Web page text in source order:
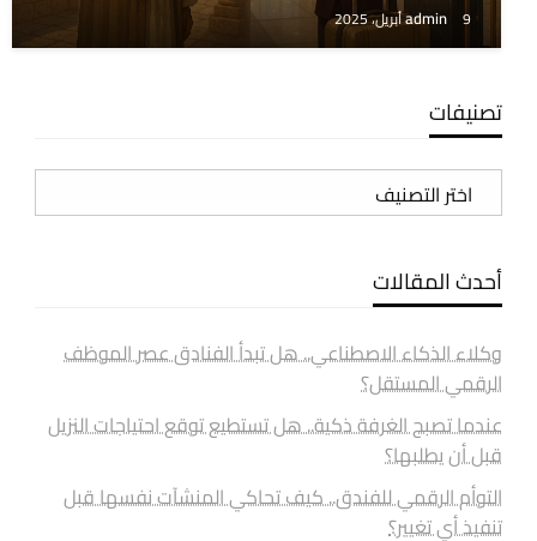
admin 9 أبريل، 2025
تصنيفات
تصنيفات
أحدث المقالات
وكلاء الذكاء الاصطناعي.. هل تبدأ الفنادق عصر الموظف
الرقمي المستقل؟
عندما تصبح الغرفة ذكية.. هل تستطيع توقع احتياجات النزيل
قبل أن يطلبها؟
التوأم الرقمي للفندق.. كيف تحاكي المنشآت نفسها قبل
تنفيذ أي تغيير؟